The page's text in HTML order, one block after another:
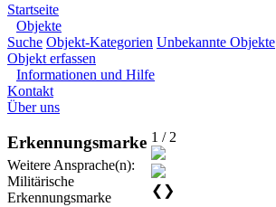
Startseite
Objekte
Suche Objekt-Kategorien Unbekannte Objekte
Objekt erfassen
Informationen und Hilfe
Kontakt
Über uns
Erkennungsmarke
Weitere Ansprache(n):
Militärische
Erkennungsmarke
1 / 2
❮ ❯